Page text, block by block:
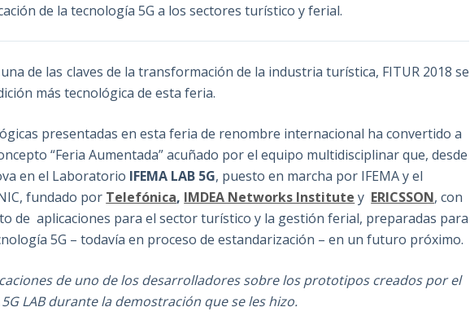
de la tecnología 5G a los sectores turístico y ferial.
de las claves de la transformación de la industria turística, FITUR 2018 se
más tecnológica de esta feria.
presentadas en esta feria de renombre internacional ha convertido a
“Feria Aumentada” acuñado por el equipo multidisciplinar que, desde
en el Laboratorio IFEMA LAB 5G, puesto en marcha por IFEMA y el
fundado por Telefónica, IMDEA Networks Institute y ERICSSON, con
de aplicaciones para el sector turístico y la gestión ferial, preparadas para
5G – todavía en proceso de estandarización – en un futuro próximo.
de uno de los desarrolladores sobre los prototipos creados por el
5G LAB durante la demostración que se les hizo.